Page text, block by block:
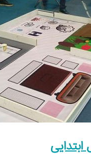
ابتدایی